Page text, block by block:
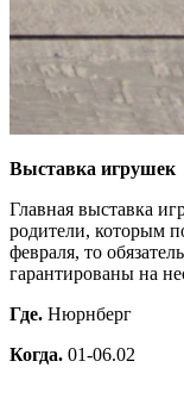
Выставка игрушек
Главная выставка
родители, которым
февраля, то
гарантированы на
Где. Нюрнберг
Когда. 01-06.02